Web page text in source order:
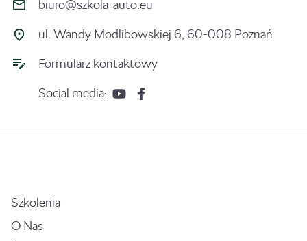
biuro@szkola-auto.eu
ul. Wandy Modlibowskiej 6, 60-008 Poznań
Formularz kontaktowy
Social media:
Szkolenia
O Nas